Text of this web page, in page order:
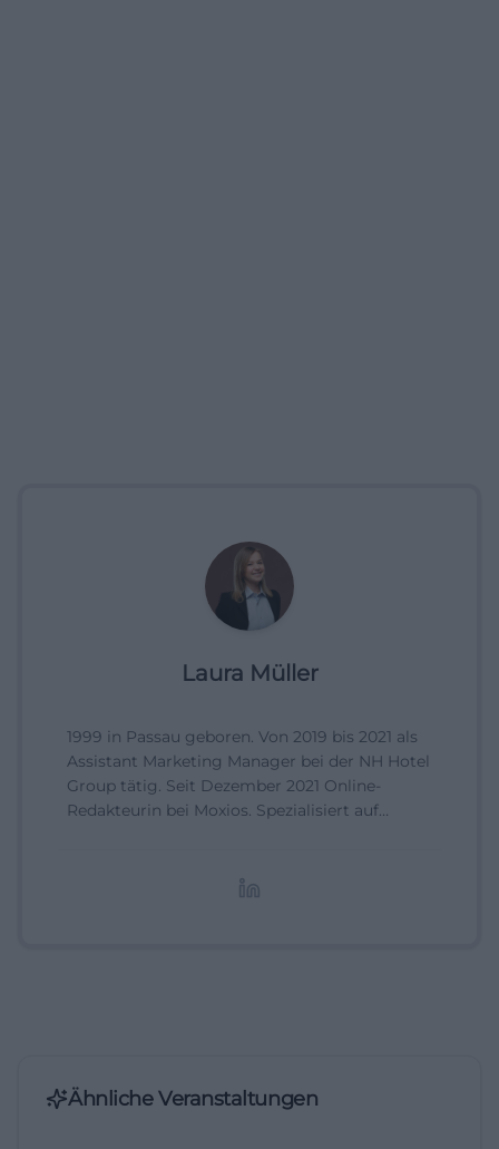
Laura Müller
1999 in Passau geboren. Von 2019 bis 2021 als
Assistant Marketing Manager bei der NH Hotel
Group tätig. Seit Dezember 2021 Online-
Redakteurin bei Moxios. Spezialisiert auf
Ähnliche Veranstaltungen